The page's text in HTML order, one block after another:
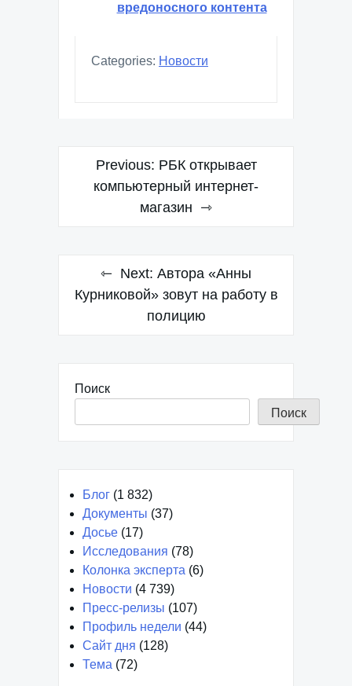
вредоносного контента
Categories: Новости
Навигация
Previous: РБК открывает
компьютерный интернет-
магазин
Next: Автора «Анны
Курниковой» зовут на работу в
полицию
Поиск
Поиск
(1 832)
Документы
(37)
Досье
(17)
Исследования
(78)
Колонка эксперта
(6)
(4 739)
Пресс-релизы
(107)
Профиль недели
(44)
Сайт дня
(128)
(72)